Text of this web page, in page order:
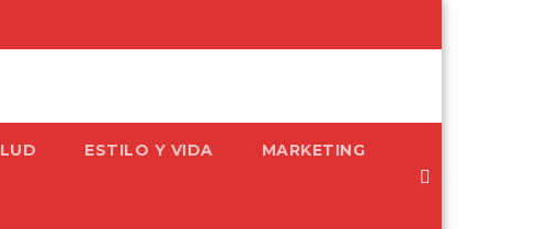
ESTILO Y VIDA MARKETING